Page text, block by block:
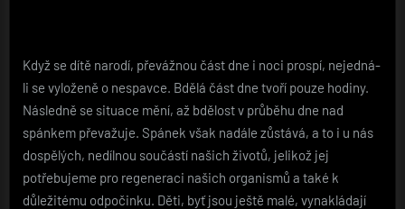
Když se dítě narodí, převážnou část dne i noci prospí, nejedná-
li se vyloženě o nespavce. Bdělá část dne tvoří pouze hodiny.
Následně se situace mění, až bdělost v průběhu dne nad
spánkem převažuje. Spánek však nadále zůstává, a to i u nás
dospělých, nedílnou součástí našich životů, jelikož jej
potřebujeme pro regeneraci našich organismů a také k
důležitému odpočinku. Děti, byť jsou ještě malé, vynakládají